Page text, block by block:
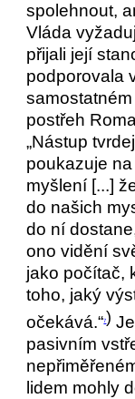
spolehnout,
Vláda
přijali její
podporovala
postřeh
„Nástup
poukazuje
myšlení [...]
do našich
do ní
ono vidění
jako počítač,
toho, jaký
očekává.“7)
pasivním
lidem mohly